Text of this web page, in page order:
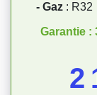
- Gaz : R32
Garantie :
2